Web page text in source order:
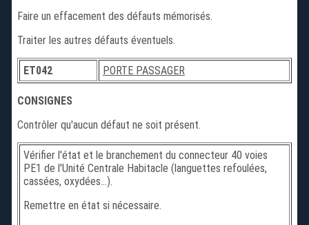
Faire un effacement des défauts mémorisés.
Traiter les autres défauts éventuels.
ET042 PORTE PASSAGER
CONSIGNES
Contrôler qu'aucun défaut ne soit présent.
Vérifier l'état et le branchement du connecteur 40 voies
PE1 de l'Unité Centrale Habitacle (languettes refoulées,
cassées, oxydées...).
Remettre en état si nécessaire.